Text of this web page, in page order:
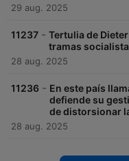
29 aug. 2025
11237 - Tertulia de
tramas
28 aug. 2025
11236 - En este país
defiende su
de distorsionar
28 aug. 2025